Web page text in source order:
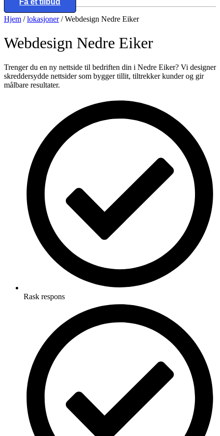
Få et tilbud
Hjem /lokasjoner/Webdesign Nedre Eiker
Webdesign Nedre Eiker
Trenger du en ny nettside til bedriften din i Nedre Eiker? Vi designer
skreddersydde nettsider som bygger tillit, tiltrekker kunder og gir
målbare resultater.
Rask respons